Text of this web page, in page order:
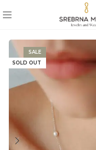
SALE
SOLD OUT